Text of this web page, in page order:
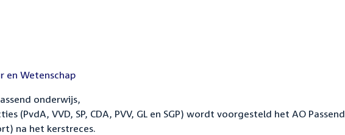
en Wetenschap
onderwijs,
(PvdA, VVD, SP, CDA, PVV, GL en SGP) wordt voorgesteld het AO Passend
na het kerstreces.